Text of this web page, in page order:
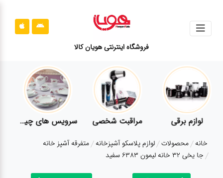
فروشگاه اینترنتی هویان کالا
محصولات
قوانین
سایت
ارتباط
درباره
لوازم برقی مراقبت شخصی
خانه محصولات لوازم پلاسکو آشپزخانه متفرقه آشپز خانه
جا یخی 32 خانه لیمون 6383 سفید